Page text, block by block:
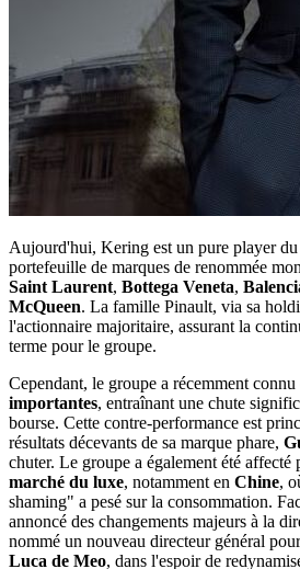
Aujourd'hui, Kering est un pure player
portefeuille de marques de renommée
Saint Laurent, Bottega Veneta,
McQueen. La famille Pinault, via sa
l'actionnaire majoritaire, assurant la
terme pour le groupe.
Cependant, le groupe a récemment connu
importantes, entraînant une chute
bourse. Cette contre-performance est
résultats décevants de sa marque phare,
chuter. Le groupe a également été affecté
marché du luxe, notamment en Chine,
shaming" a pesé sur la consommation.
annoncé des changements majeurs à la
nommé un nouveau directeur général
Luca de Meo, dans l'espoir de